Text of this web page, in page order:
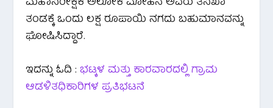
ತಂಡಕ್ಕೆ ಒಂದು ಲಕ್ಷ ರೂಪಾಯಿ ನಗದು ಬಹುಮಾನವನ್ನು
ಘೋಷಿಸಿದ್ದಾರೆ.
ಇದನ್ನು ಓದಿ :ಭಟ್ಕಳ ಮತ್ತು ಕಾರವಾರದಲ್ಲಿ ಗ್ರಾಮ
ಆಡಳಿತಧಿಕಾರಿಗಳ ಪ್ರತಿಭಟನೆ